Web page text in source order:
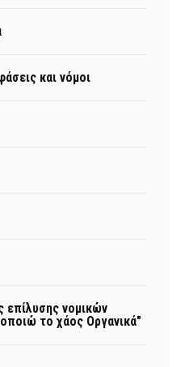
και νόμοι
επίλυσης νομικών
το χάος Οργανικά"